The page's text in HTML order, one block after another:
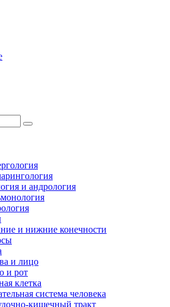
и андрология
и нижние конечности
и лицо
и рот
клетка
система человека
кишечный тракт